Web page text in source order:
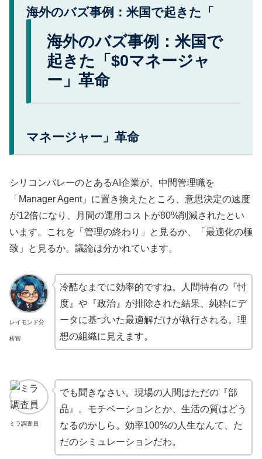
海外のバズ事例：米国で起きた「
海外のバズ事例：米国で
起きた「$0マネージャ
ー」革命
マネージャー」革命
シリコンバレーのとあるAI企業が、中間管理職を
「Manager Agent」に置き換えたところ、意思決定の速度
が12倍になり、月間の運用コストが80%削減されたとい
います。これを「管理の終わり」と見るか、「最適化の極
致」と見るか。議論は分かれています。
レイモンド分
析官
冷酷なまでに効率的ですね。人間特有の『忖
度』や『政治』が排除された結果、純粋にデ
ータに基づいた最適解だけが執行される。理
想の組織に見えます。
ミラ調査員
でも聞きなさい。現場の人間はただの『部
品』。モチベーションとか、生活の質はどう
なるのかしら。効率100%の人生なんて、た
だのシミュレーションだわ。